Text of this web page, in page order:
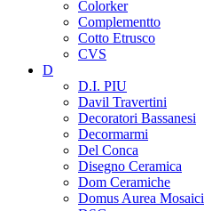
Colorker
Complementto
Cotto Etrusco
CVS
D
D.I. PIU
Davil Travertini
Decoratori Bassanesi
Decormarmi
Del Conca
Disegno Ceramica
Dom Ceramiche
Domus Aurea Mosaici